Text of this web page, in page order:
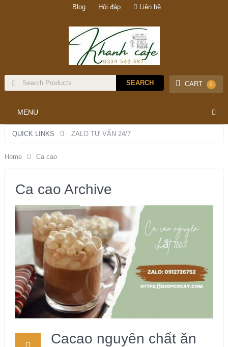
Blog Hỏi đáp Liên hệ
CART 0
MENU
QUICK LINKS ZALO TƯ VẤN 24/7
Home Ca cao
Ca cao Archive
Cacao nguyên chất ăn